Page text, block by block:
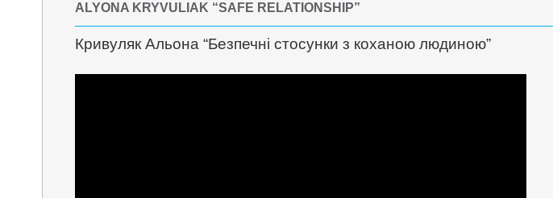
ALYONA KRYVULIAK “SAFE RELATIONSHIP”
Кривуляк Альона “Безпечні стосунки з коханою людиною”